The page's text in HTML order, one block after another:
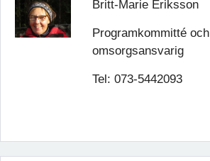
Britt-Marie Eriksson
Programkommitté och
omsorgsansvarig
Tel: 073-5442093